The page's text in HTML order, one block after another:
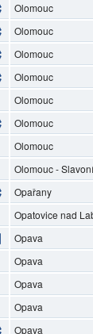
Olomouc
Olomouc
Olomouc
Olomouc
Olomouc
Olomouc
Olomouc
Olomouc -
Opařany
Opatovice nad
Opava
Opava
Opava
Opava
Opava